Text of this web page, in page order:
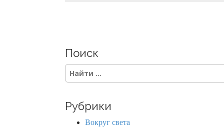
Поиск
S
c
Рубрики
Вокруг света